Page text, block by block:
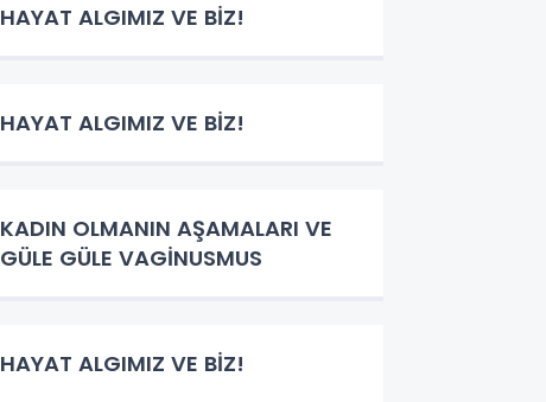
HAYAT ALGIMIZ VE BİZ!
HAYAT ALGIMIZ VE BİZ!
KADIN OLMANIN AŞAMALARI VE
GÜLE GÜLE VAGİNUSMUS
HAYAT ALGIMIZ VE BİZ!